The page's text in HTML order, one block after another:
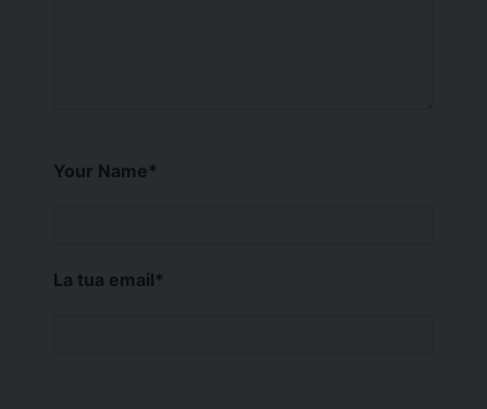
Your Name*
La tua email*